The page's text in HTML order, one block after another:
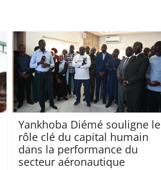
Yankhoba Diémé souligne le
rôle clé du capital humain
dans la performance du
secteur aéronautique